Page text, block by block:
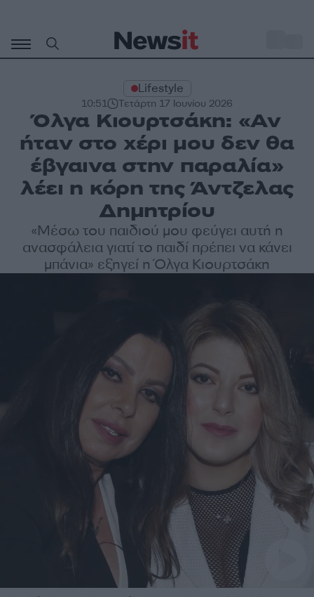
περιεχόμενο
Lifestyle
10:51 Τετάρτη 17 Ιουνίου 2026
Όλγα Κιουρτσάκη: «Αν
ήταν στο χέρι μου δεν θα
έβγαινα στην παραλία»
λέει η κόρη της Άντζελας
Δημητρίου
«Μέσω του παιδιού μου φεύγει αυτή η
ανασφάλεια γιατί το παιδί πρέπει να κάνει
μπάνια» εξηγεί η Όλγα Κιουρτσάκη